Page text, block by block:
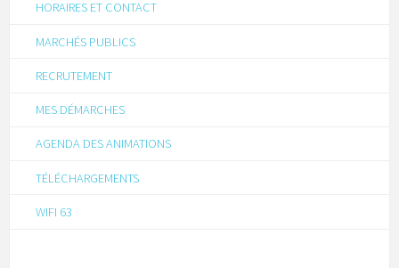
HORAIRES ET CONTACT
MARCHÉS PUBLICS
RECRUTEMENT
MES DÉMARCHES
AGENDA DES ANIMATIONS
TÉLÉCHARGEMENTS
WIFI 63